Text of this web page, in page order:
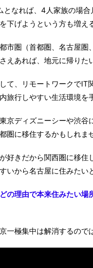
となれば、4人家族の場
下げようという方も増え
市圏（首都圏、名古屋
えあれば、地元に帰りた
て、リモートワークでIT
旅行しやすい生活環境を
京ディズニーシーや渋
圏に移住するかもしれま
好きだから関西圏に移住
いから名古屋に住みたい
の理由で本来住みたい
一極集中は解消するので